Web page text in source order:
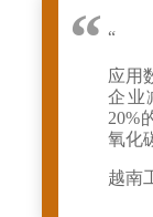
“
应用
企业
20%
氧化
越南